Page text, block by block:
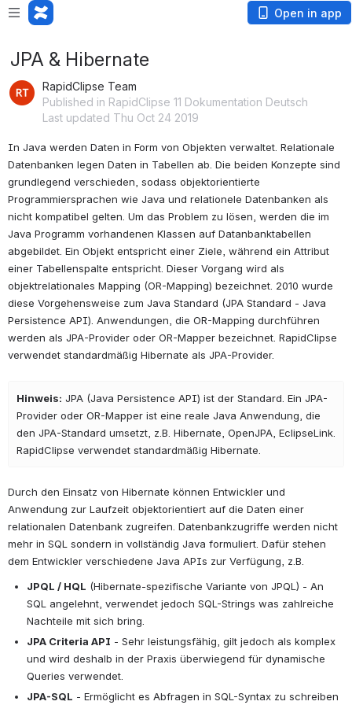
Open in app
JPA & Hibernate
RapidClipse Team
Published in RapidClipse 11 Dokumentation Deutsch
Last updated Thu Oct 24 2019
In Java werden Daten in Form von Objekten verwaltet. Relationale
Datenbanken legen Daten in Tabellen ab. Die beiden Konzepte sind
grundlegend verschieden, sodass objektorientierte
Programmiersprachen wie Java und relationele Datenbanken als
nicht kompatibel gelten. Um das Problem zu lösen, werden die im
Java Programm vorhandenen Klassen auf Datanbanktabellen
abgebildet. Ein Objekt entspricht einer Ziele, während ein Attribut
einer Tabellenspalte entspricht. Dieser Vorgang wird als
objektrelationales Mapping (OR-Mapping) bezeichnet. 2010 wurde
diese Vorgehensweise zum Java Standard (JPA Standard - Java
Persistence API). Anwendungen, die OR-Mapping durchführen
werden als JPA-Provider oder OR-Mapper bezeichnet. RapidClipse
verwendet standardmäßig Hibernate als JPA-Provider.
Hinweis: JPA (Java Persistence API) ist der Standard. Ein JPA-
Provider oder OR-Mapper ist eine reale Java Anwendung, die
den JPA-Standard umsetzt, z.B. Hibernate, OpenJPA, EclipseLink.
RapidClipse verwendet standardmäßig Hibernate.
Durch den Einsatz von Hibernate können Entwickler und
Anwendung zur Laufzeit objektorientiert auf die Daten einer
relationalen Datenbank zugreifen. Datenbankzugriffe werden nicht
mehr in SQL sondern in vollständig Java formuliert. Dafür stehen
dem Entwickler verschiedene Java APIs zur Verfügung, z.B.
JPQL / HQL (Hibernate-spezifische Variante von JPQL) - An
SQL angelehnt, verwendet jedoch SQL-Strings was zahlreiche
Nachteile mit sich bring.
JPA Criteria API - Sehr leistungsfähig, gilt jedoch als komplex
und wird deshalb in der Praxis überwiegend für dynamische
Queries verwendet.
JPA-SQL - Ermöglicht es Abfragen in SQL-Syntax zu schreiben